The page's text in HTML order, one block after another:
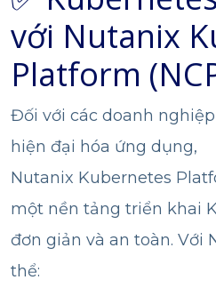
với Nutanix
Platform
Đối với các doanh
hiện đại hóa ứng dụng,
Nutanix Kubernetes
một nền tảng triển khai
đơn giản và an toàn. Với
thể: